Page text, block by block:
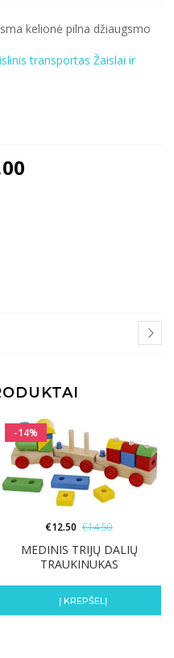
kelionė pilna džiaugsmo
transportas Žaislai ir
-14%
MEDINIS TRIJŲ DALIŲ
TRAUKINUKAS
€12.50 €14.50
Į KREPŠELĮ